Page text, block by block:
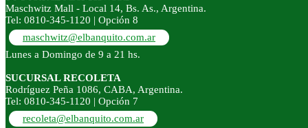
Maschwitz Mall - Local 14, Bs. As., Argentina.
Tel: 0810-345-1120 | Opción 8
maschwitz@elbanquito.com.ar
Lunes a Domingo de 9 a 21 hs.
SUCURSAL RECOLETA
Rodríguez Peña 1086, CABA, Argentina.
Tel: 0810-345-1120 | Opción 7
recoleta@elbanquito.com.ar